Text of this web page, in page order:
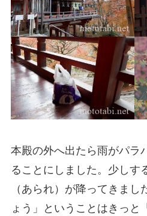
本殿の外へ出たら雨がパラ
ることにしました。少しす
（あられ）が降ってきま
ょう」ということはきっと